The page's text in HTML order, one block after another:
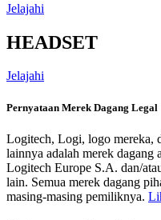
Jelajahi
HEADSET
Jelajahi
Pernyataan Merek Dagang Legal
Logitech, Logi, logo mereka,
lainnya adalah merek dagang
Logitech Europe S.A. dan/
lain. Semua merek dagang
masing-masing pemiliknya.